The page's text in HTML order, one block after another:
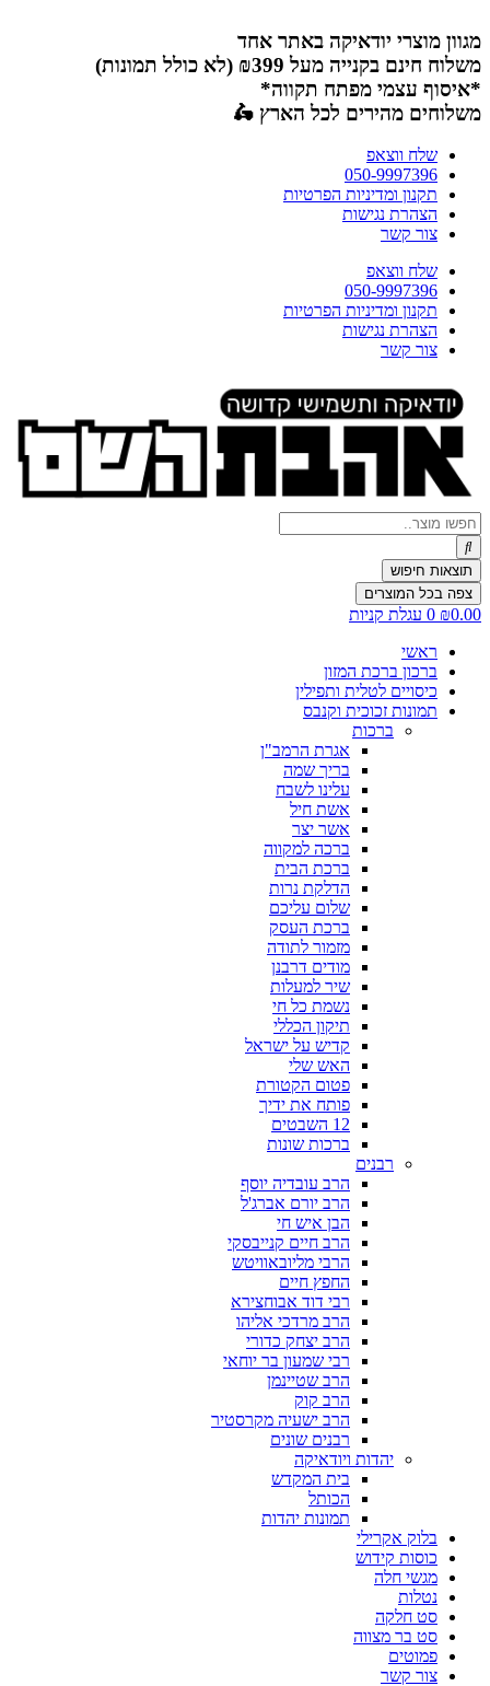
לתוכן
מגוון מוצרי יודאיקה באתר אחד
משלוח חינם בקנייה מעל ₪399 (לא כולל תמונות)
*איסוף עצמי מפתח תקווה*
משלוחים מהירים לכל הארץ 🛵
שלח ווצאפ
050-9997396
תקנון ומדיניות הפרטיות
הצהרת נגישות
צור קשר
שלח ווצאפ
050-9997396
תקנון ומדיניות הפרטיות
הצהרת נגישות
צור קשר
Search
...
תוצאות חיפוש
צפה בכל המוצרים
₪0.00
0 עגלת קניות
ראשי
ברכון ברכת המזון
כיסויים לטלית ותפילין
תמונות זכוכית וקנבס
ברכות
אגרת הרמב"ן
בריך שמה
עלינו לשבח
אשת חיל
אשר יצר
ברכה למקווה
ברכת הבית
הדלקת נרות
שלום עליכם
ברכת העסק
מזמור לתודה
מודים דרבנן
שיר למעלות
נשמת כל חי
תיקון הכללי
קדיש על ישראל
האש שלי
פטום הקטורת
פותח את ידיך
12 השבטים
ברכות שונות
רבנים
הרב עובדיה יוסף
הרב יורם אברג'ל
הבן איש חי
הרב חיים קנייבסקי
הרבי מליובאוויטש
החפץ חיים
רבי דוד אבוחצירא
הרב מרדכי אליהו
הרב יצחק כדורי
רבי שמעון בר יוחאי
הרב שטיינמן
הרב קוק
הרב ישעיה מקרסטיר
רבנים שונים
יהדות ויודאיקה
בית המקדש
הכותל
תמונות יהדות
בלוק אקרילי
כוסות קידוש
מגשי חלה
נטלות
סט חלקה
סט בר מצווה
פמוטים
צור קשר